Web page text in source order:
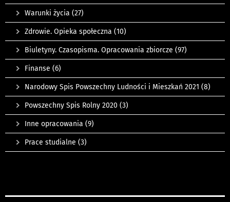
Warunki życia (27)
Zdrowie. Opieka społeczna (10)
Biuletyny. Czasopisma. Opracowania zbiorcze (97)
Finanse (6)
Narodowy Spis Powszechny Ludności i Mieszkań 2021 (8)
Powszechny Spis Rolny 2020 (3)
Inne opracowania (9)
Prace studialne (3)